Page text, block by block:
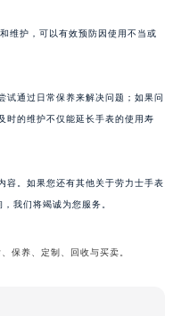
维护，可以有效预防因使用不当或
试通过日常保养来解决问题；如果问
时的维护不仅能延长手表的使用寿
容。如果您还有其他关于劳力士手表
我们将竭诚为您服务。